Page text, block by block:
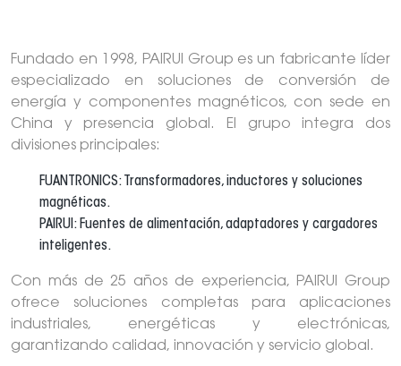
Fundado en 1998, PAIRUI Group es un fabricante líder
especializado en soluciones de conversión de
energía y componentes magnéticos, con sede en
China y presencia global. El grupo integra dos
divisiones principales:
FUANTRONICS: Transformadores, inductores y soluciones
magnéticas.
PAIRUI: Fuentes de alimentación, adaptadores y cargadores
inteligentes.
Con más de 25 años de experiencia, PAIRUI Group
ofrece soluciones completas para aplicaciones
industriales, energéticas y electrónicas,
garantizando calidad, innovación y servicio global.